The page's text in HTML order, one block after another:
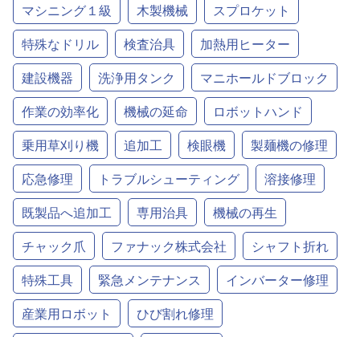
マシニング１級
木製機械
スプロケット
特殊なドリル
検査治具
加熱用ヒーター
建設機器
洗浄用タンク
マニホールドブロック
作業の効率化
機械の延命
ロボットハンド
乗用草刈り機
追加工 検眼機
製麺機の修理
応急修理
トラブルシューティング
溶接修理
既製品へ追加工
専用治具
機械の再生
チャック爪
ファナック株式会社
シャフト折れ
特殊工具
緊急メンテナンス
インバーター修理
産業用ロボット
ひび割れ修理